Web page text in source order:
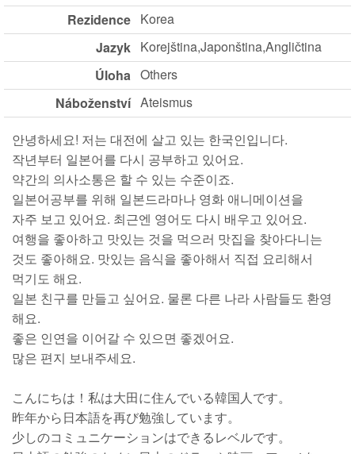
Rezidence Korea
Jazyk Korejština,Japonština,Angličtina
Úloha Others
Náboženství Ateismus
안녕하세요! 저는 대전에 살고 있는 한국인입니다.
작년부터 일본어를 다시 공부하고 있어요.
약간의 의사소통은 할 수 있는 수준이죠.
일본어공부를 위해 일본드라마나 영화 애니메이션을
자주 보고 있어요. 최근엔 영어도 다시 배우고 있어요.
여행을 좋아하고 맛있는 것을 먹으러 맛집을 찾아다니는
것도 좋아해요. 맛있는 음식을 좋아해서 직접 요리해서
먹기도 해요.
일본 친구를 만들고 싶어요. 물론 다른 나라 사람들도 환영
해요.
좋은 인연을 이어갈 수 있으면 좋겠어요.
많은 편지 보내주세요.
こんにちは！私は大田に住んでいる韓国人です。
昨年から日本語を再び勉強しています。
少しのコミュニケーションはできるレベルです。